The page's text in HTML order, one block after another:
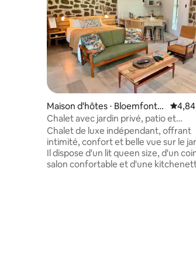
Maison d'hôtes ⋅ Bloemfontei
n
Chalet avec jardin privé, patio et
barbecue
Chalet de luxe indépendant, offrant
intimité, confort et belle vue sur le
Il dispose d'un lit queen size, d'un
salon confortable et d'une